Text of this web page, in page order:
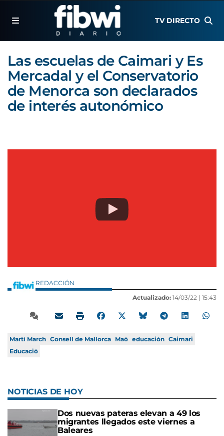
TV DIRECTO
Las escuelas de Caimari y Es
Mercadal y el Conservatorio
de Menorca son declarados
de interés autonómico
REDACCIÓN
Actualizado: 14/03/22 | 15:43
Martí March Consell de Mallorca Maó educación Caimari
Educació
NOTICIAS DE HOY
Dos nuevas pateras elevan a 49 los
migrantes llegados este viernes a
Baleares